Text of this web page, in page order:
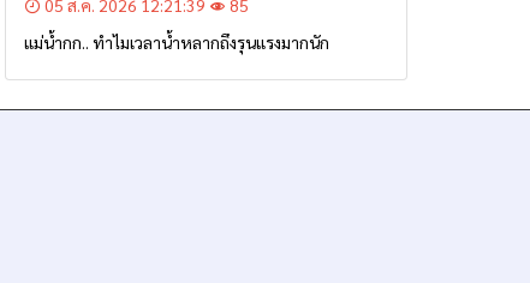
05 ส.ค. 2026 12:21:39
85
แม่น้ำกก.. ทำไมเวลาน้ำหลากถึงรุนแรงมากนัก